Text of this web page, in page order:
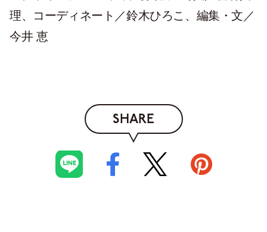
理、コーディネート／鈴木ひろこ、編集・文／
今井 恵
SHARE